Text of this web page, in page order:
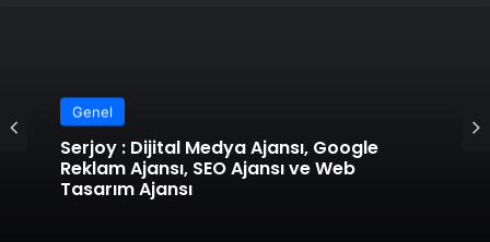
Genel
Serjoy : Dijital Medya Ajansı, Google
Reklam Ajansı, SEO Ajansı ve Web
Tasarım Ajansı